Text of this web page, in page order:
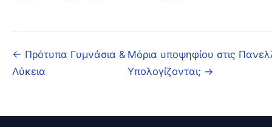
← Πρότυπα Γυμνάσια &
Λύκεια
Μόρια υποψηφίου στις
Υπολογίζονται; →